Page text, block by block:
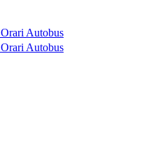
Orari Autobus
Orari Autobus